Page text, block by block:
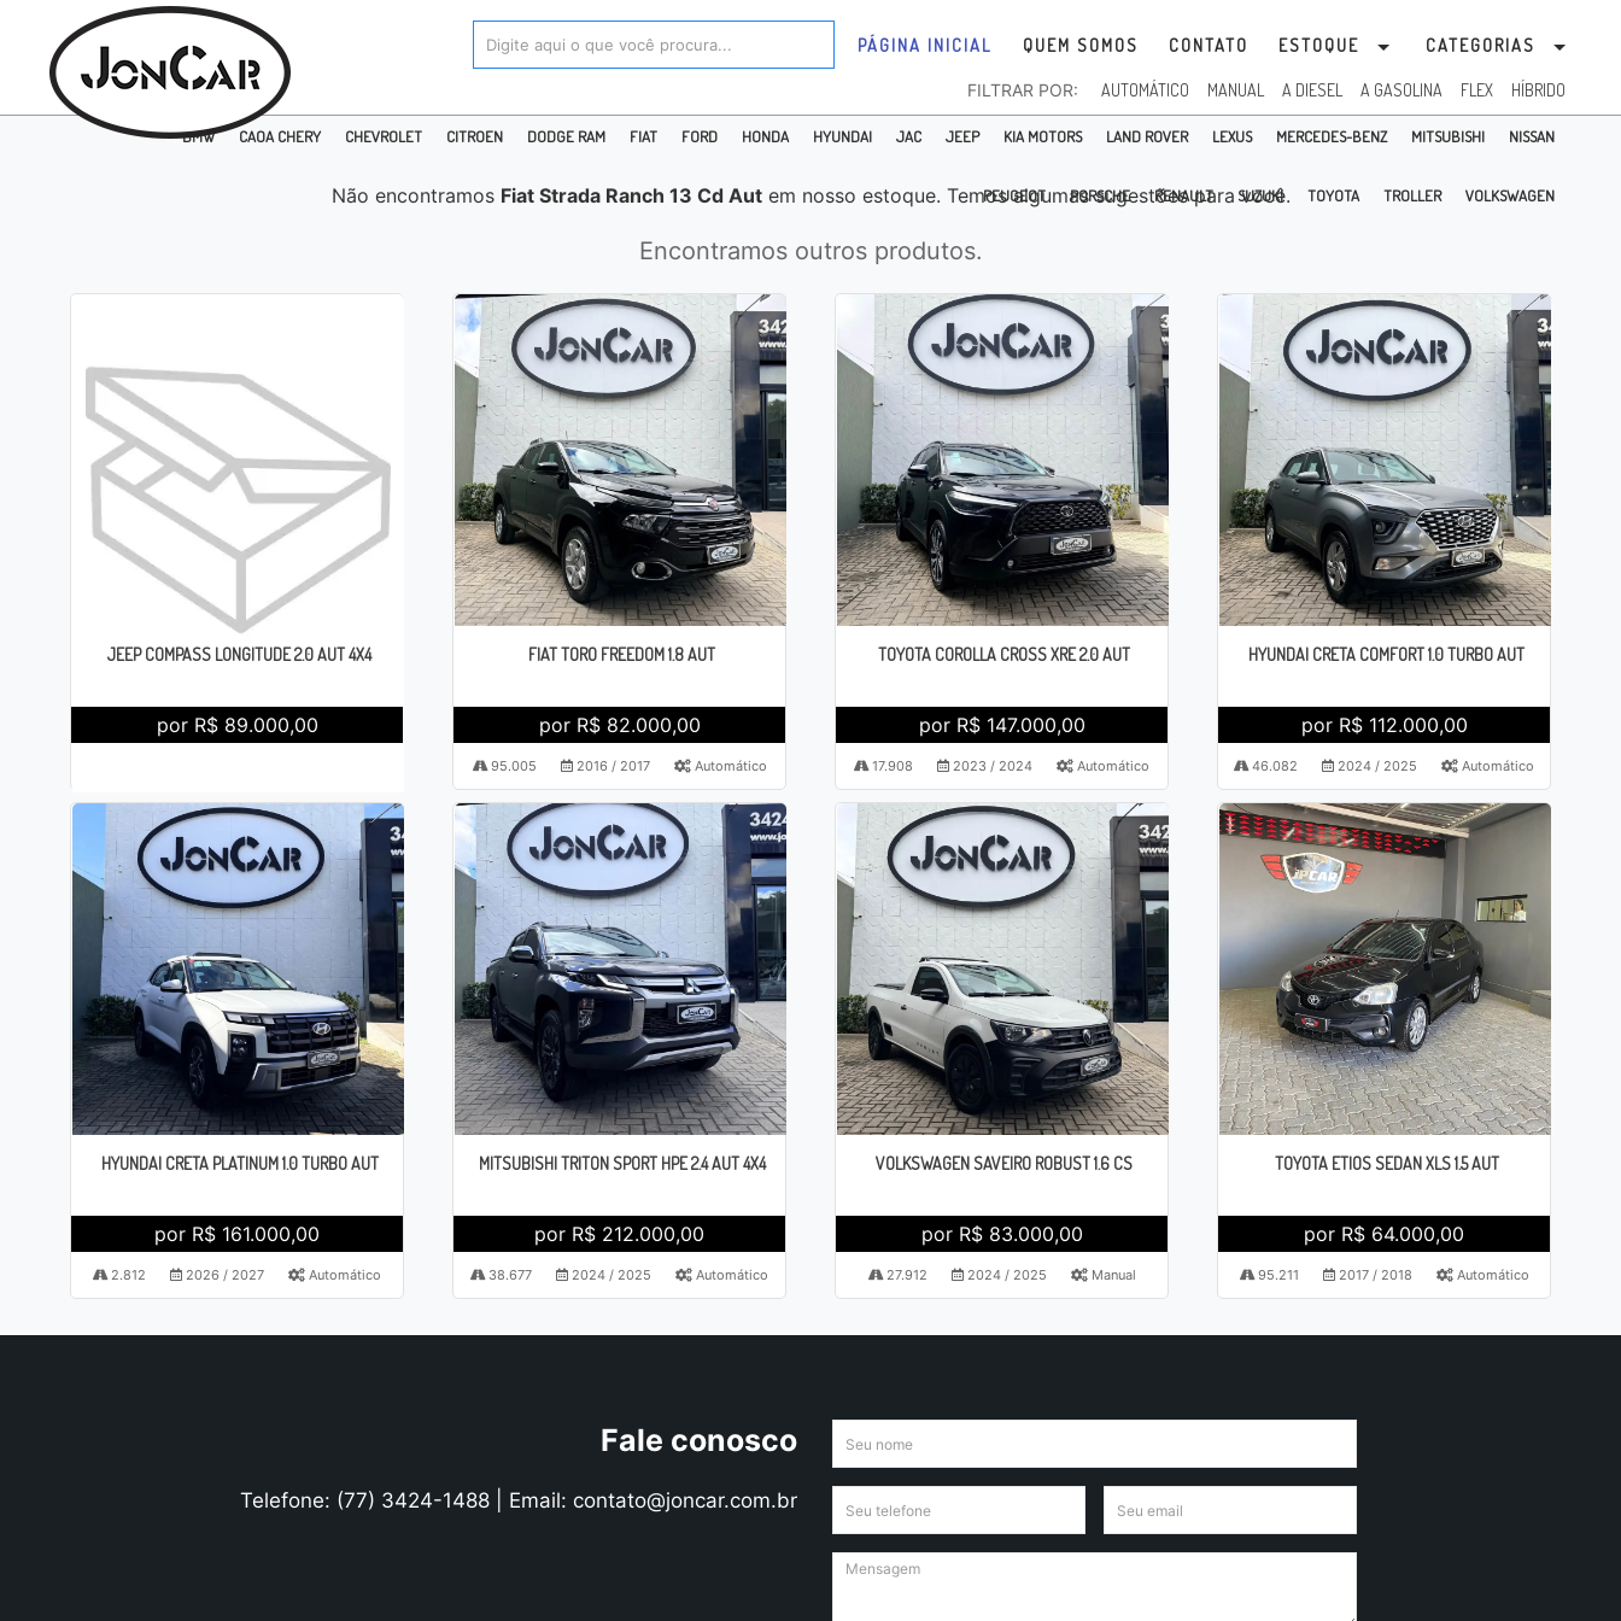
PÁGINA INICIAL QUEM SOMOS CONTATO ESTOQUE CATEGORIAS
FILTRAR POR: AUTOMÁTICO MANUAL A DIESEL A GASOLINA FLEX HÍBRIDO
BMW CAOA CHERY CHEVROLET CITROEN DODGE RAM FIAT FORD HONDA HYUNDAI JAC JEEP KIA MOTORS LAND ROVER LEXUS MERCEDES-BENZ MITSUBISHI NISSAN
PEUGEOT PORSCHE RENAULT SUZUKI TOYOTA TROLLER VOLKSWAGEN
Não encontramos Fiat Strada Ranch 13 Cd Autem nosso estoque. Temos algumas sugestões para você.
Encontramos outros produtos.
JEEP COMPASS LONGITUDE 2.0 AUT 4X4
por R$ 89.000,00
FIAT TORO FREEDOM 1.8 AUT
por R$ 82.000,00
95.005 2016 / 2017 Automático
TOYOTA COROLLA CROSS XRE 2.0 AUT
por R$ 147.000,00
17.908 2023 / 2024 Automático
HYUNDAI CRETA COMFORT 1.0 TURBO AUT
por R$ 112.000,00
46.082 2024 / 2025 Automático
HYUNDAI CRETA PLATINUM 1.0 TURBO AUT
por R$ 161.000,00
2.812 2026 / 2027 Automático
MITSUBISHI TRITON SPORT HPE 2.4 AUT 4X4
por R$ 212.000,00
38.677 2024 / 2025 Automático
VOLKSWAGEN SAVEIRO ROBUST 1.6 CS
por R$ 83.000,00
27.912 2024 / 2025 Manual
TOYOTA ETIOS SEDAN XLS 1.5 AUT
por R$ 64.000,00
95.211 2017 / 2018 Automático
Fale conosco
Telefone: (77) 3424-1488 | Email: contato@joncar.com.br